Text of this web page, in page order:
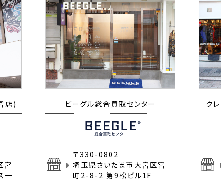
店)
宮
一
ビーグル総合買取センター
〒330-0802
埼玉県さいたま市大宮区宮
町2-8-2 第9松ビル1F
ク